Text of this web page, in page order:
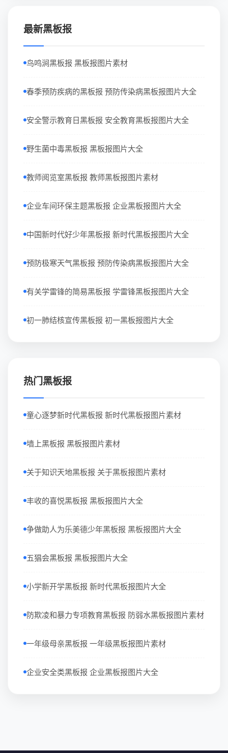
最新黑板报
鸟鸣涧黑板报 黑板报图片素材
春季预防疾病的黑板报 预防传染病黑板报图片大全
安全警示教育日黑板报 安全教育黑板报图片大全
野生菌中毒黑板报 黑板报图片大全
教师阅览室黑板报 教师黑板报图片素材
企业车间环保主题黑板报 企业黑板报图片大全
中国新时代好少年黑板报 新时代黑板报图片大全
预防极寒天气黑板报 预防传染病黑板报图片大全
有关学雷锋的简易黑板报 学雷锋黑板报图片大全
初一肺结核宣传黑板报 初一黑板报图片大全
热门黑板报
童心逐梦新时代黑板报 新时代黑板报图片素材
墙上黑板报 黑板报图片素材
关于知识天地黑板报 关于黑板报图片素材
丰收的喜悦黑板报 黑板报图片大全
争做助人为乐美德少年黑板报 黑板报图片大全
五猖会黑板报 黑板报图片大全
小学新开学黑板报 新时代黑板报图片大全
防欺凌和暴力专项教育黑板报 防弱水黑板报图片素材
一年级母亲黑板报 一年级黑板报图片素材
企业安全类黑板报 企业黑板报图片大全